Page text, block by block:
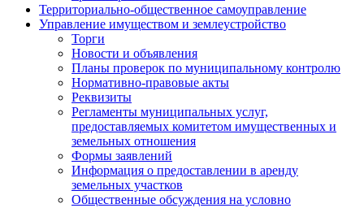
Территориально-общественное самоуправление
Управление имуществом и землеустройство
Торги
Новости и объявления
Планы проверок по муниципальному контролю
Нормативно-правовые акты
Реквизиты
Регламенты муниципальных услуг,
предоставляемых комитетом имущественных и
земельных отношения
Формы заявлений
Информация о предоставлении в аренду
земельных участков
Общественные обсуждения на условно